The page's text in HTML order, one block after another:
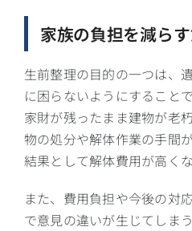
家族の負担を減ら
生前整理の目的の一つは、
に困らないようにすることで
家財が残ったまま建物が老
物の処分や解体作業の手間が
結果として解体費用が高く
また、費用負担や今後の対
で意見の違いが生じてしま